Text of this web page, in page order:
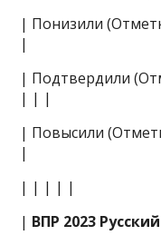
| Понизили
|
| Подтвердили
| | |
| Повысили
|
| | | | |
| ВПР 2023